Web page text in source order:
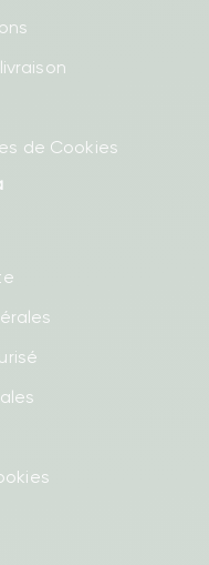
de Cookies